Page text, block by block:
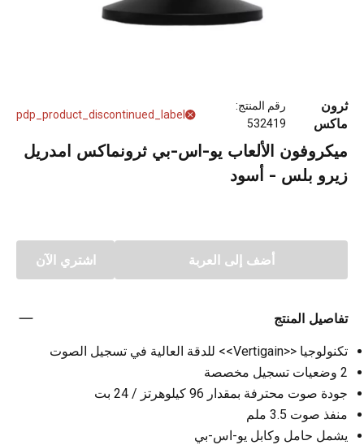
ثرون
ماكس
رقم المنتج:
532419
pdp_product_discontinued_label
ميكروفون الألعاب يو-اس-بي ثرونماكس امدريل
زيرو بلس - أسود
أضف إلى العربة اشتري الآن
تفاصيل المنتج
تكنولوجيا <<Vertigain>> للدقة العالية في تسجيل الصوت
2 وضعيات تسجيل مخصصة
جودة صوت محترفة بمقدار 96 كيلوهرتز / 24 بت
منفذ صوت 3.5 ملم
يشمل حامل وكابل يو-اس-بي